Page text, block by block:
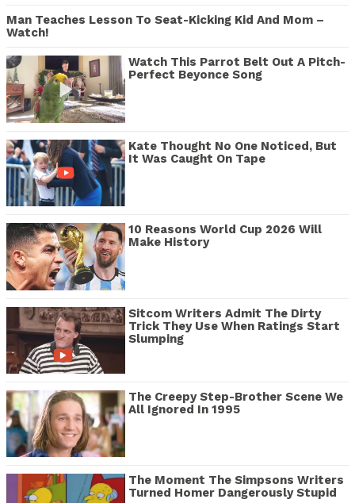
Man Teaches Lesson To Seat-Kicking Kid And Mom –
Watch!
Watch This Parrot Belt Out A Pitch-
Perfect Beyonce Song
Kate Thought No One Noticed, But
It Was Caught On Tape
10 Reasons World Cup 2026 Will
Make History
Sitcom Writers Admit The Dirty
Trick They Use When Ratings Start
Slumping
The Creepy Step-Brother Scene We
All Ignored In 1995
The Moment The Simpsons Writers
Turned Homer Dangerously Stupid